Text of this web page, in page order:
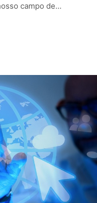
campo de…